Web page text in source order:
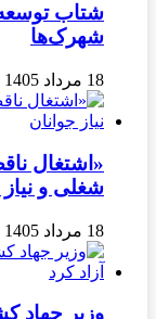
شتاب
شهرک‌ها
18 مرداد 1405
«اشتغال
شغلی و نیاز
18 مرداد 1405
وزیر جهاد